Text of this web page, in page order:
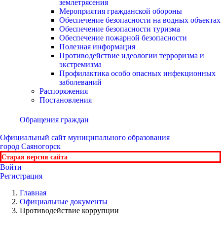
землетрясения
Мероприятия гражданской обороны
Обеспечение безопасности на водных объектах
Обеспечение безопасности туризма
Обеспечение пожарной безопасности
Полезная информация
Противодействие идеологии терроризма и
экстремизма
Профилактика особо опасных инфекционных
заболеваний
Распоряжения
Постановления
Обращения граждан
Официальный сайт муниципального образования
город Саяногорск
Старая версия сайта
Войти
Регистрация
Главная
Официальные документы
Противодействие коррупции